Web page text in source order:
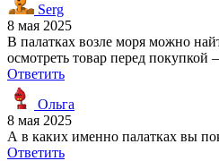
Serg
8 мая 2025
В палатках возле моря можно
осмотреть товар перед покупкой
Ответить
Ольга
8 мая 2025
А в каких именно палатках вы
Ответить